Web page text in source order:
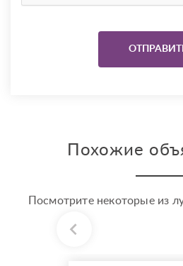
Похожие
Посмотрите некоторые из